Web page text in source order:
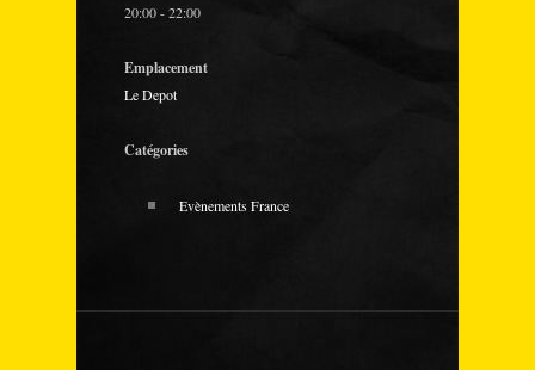
20:00 - 22:00
Emplacement
Le Depot
Catégories
Evènements France